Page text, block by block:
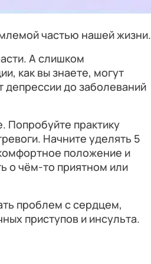
частью нашей жизни.
А слишком
как вы знаете, могут
депрессии до заболеваний
Попробуйте практику
Начните уделять 5
положение и
о чём-то приятном или
проблем с сердцем,
приступов и инсульта.